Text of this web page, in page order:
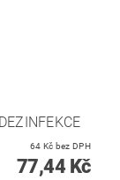
64 Kč bez DPH
77,44 Kč